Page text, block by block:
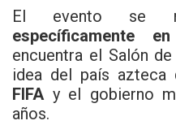
El evento se
específicamente
encuentra el Salón
idea del país azteca
FIFAy el gobierno
años.